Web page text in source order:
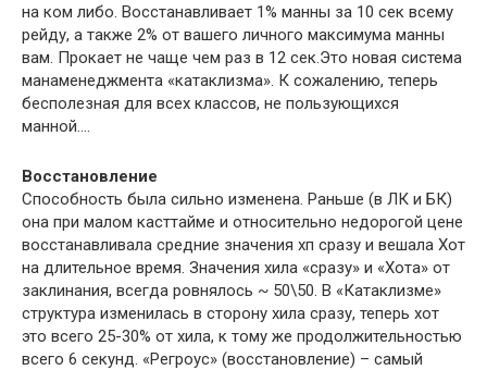
на ком либо. Восстанавливает 1% манны за 10 сек всему
рейду, а также 2% от вашего личного максимума манны
вам. Прокает не чаще чем раз в 12 сек.Это новая система
манаменеджмента «катаклизма». К сожалению, теперь
бесполезная для всех классов, не пользующихся
манной….
Восстановление
Способность была сильно изменена. Раньше (в ЛК и БК)
она при малом касттайме и относительно недорогой цене
восстанавливала средние значения хп сразу и вешала Хот
на длительное время. Значения хила «сразу» и «Хота» от
заклинания, всегда ровнялось ~ 50\50. В «Катаклизме»
структура изменилась в сторону хила сразу, теперь хот
это всего 25-30% от хила, к тому же продолжительностью
всего 6 секунд. «Регроус» (восстановление) – самый